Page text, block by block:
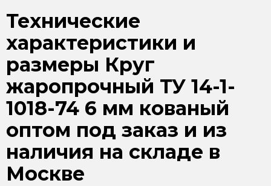
Технические
характеристики и
размеры Круг
жаропрочный ТУ 14-1-
1018-74 6 мм кованый
оптом под заказ и из
наличия на складе в
Москве